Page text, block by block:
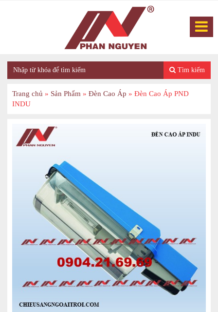
Tìm kiếm
Trang chủ » Sản Phẩm » Đèn Cao Áp » Đèn Cao Áp PND
INDU